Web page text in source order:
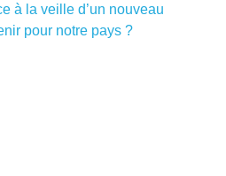
à la veille d’un nouveau
pour notre pays ?